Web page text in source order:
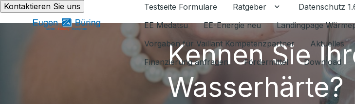
Kontaktieren Sie uns Testseite Formulare Ratgeber Untermenü für
Datenschutz
EE Medatsu
EE-Energie neu Landingpage
Vorgaben für Vaillant Kompetenzpartner
Aktuelles
Finanzierung anfragen
Fördermittel Download
Kennen Sie
Wasserhärte?